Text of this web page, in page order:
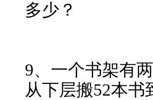
多少？
9、一个书架有
从下层搬52本